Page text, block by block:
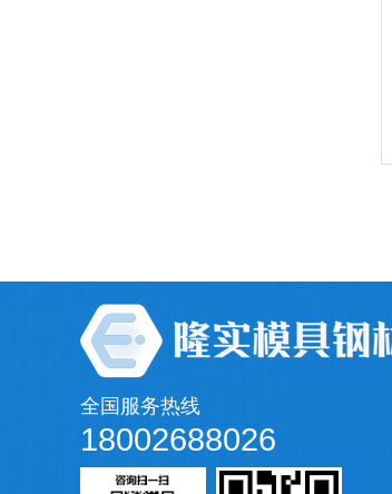
全国服务热线
18002688026